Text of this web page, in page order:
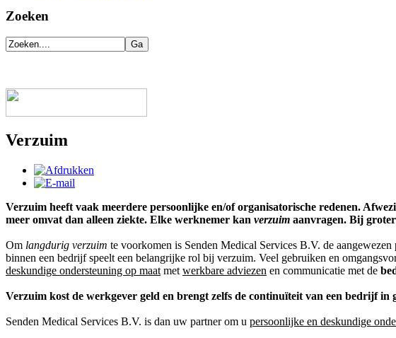
Zoeken
Verzuim
Verzuim heeft vaak meerdere persoonlijke en/of organisatorische redenen.
meer omvat dan alleen ziekte. Elke werknemer kan verzuim aanvragen. Bij
Om langdurig verzuim te voorkomen is Senden Medical Services B.V. de
binnen een bedrijf speelt een belangrijke rol bij verzuim. Veel gebruiken en
deskundige ondersteuning op maat met werkbare adviezen en communicatie met de
Verzuim kost de werkgever geld en brengt zelfs de continuïteit van een bedrijf in
Senden Medical Services B.V. is dan uw partner om u persoonlijke en deskundige